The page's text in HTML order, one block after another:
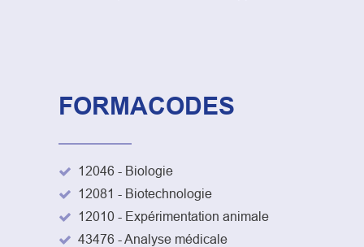
FORMACODES
12046 - Biologie
12081 - Biotechnologie
12010 - Expérimentation animale
43476 - Analyse médicale